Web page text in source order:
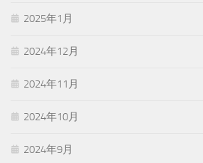
2025年1月
2024年12月
2024年11月
2024年10月
2024年9月